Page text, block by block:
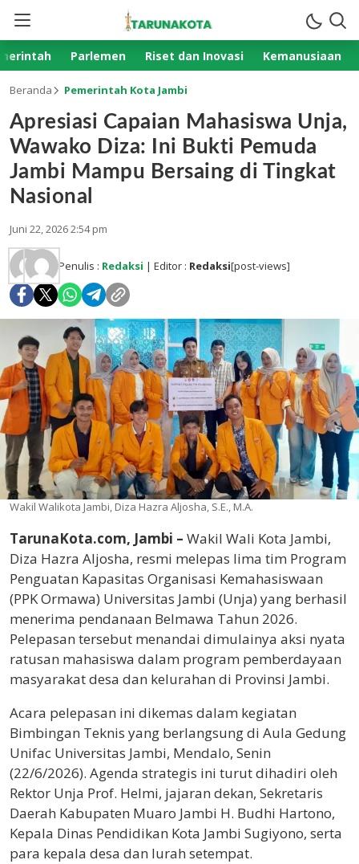
Parlemen Riset dan Inovasi Kemanusiaan
Beranda Pemerintah Kota Jambi
Apresiasi Capaian Mahasiswa Unja,
Wawako Diza: Ini Bukti Pemuda
Jambi Mampu Bersaing di Tingkat
Nasional
Juni 22, 2026 2:54 pm
Penulis : Redaksi | Editor : Redaksi[post-views]
Wakil Walikota Jambi, Diza Hazra Aljosha, S.E., M.A.
TarunaKota.com, Jambi – Wakil Wali Kota Jambi,
Diza Hazra Aljosha, resmi melepas lima tim Program
Penguatan Kapasitas Organisasi Kemahasiswaan
(PPK Ormawa) Universitas Jambi (Unja) yang berhasil
menerima pendanaan Belmawa Tahun 2026.
Pelepasan tersebut menandai dimulainya aksi nyata
ratusan mahasiswa dalam program pemberdayaan
masyarakat desa dan kelurahan di Provinsi Jambi.
​Acara pelepasan ini dikemas dalam kegiatan
Bimbingan Teknis yang berlangsung di Aula Gedung
Unifac Universitas Jambi, Mendalo, Senin
(22/6/2026). Agenda strategis ini turut dihadiri oleh
Rektor Unja Prof. Helmi, jajaran dekan, Sekretaris
Daerah Kabupaten Muaro Jambi H. Budhi Hartono,
Kepala Dinas Pendidikan Kota Jambi Sugiyono, serta
para kepala desa dan lurah setempat.